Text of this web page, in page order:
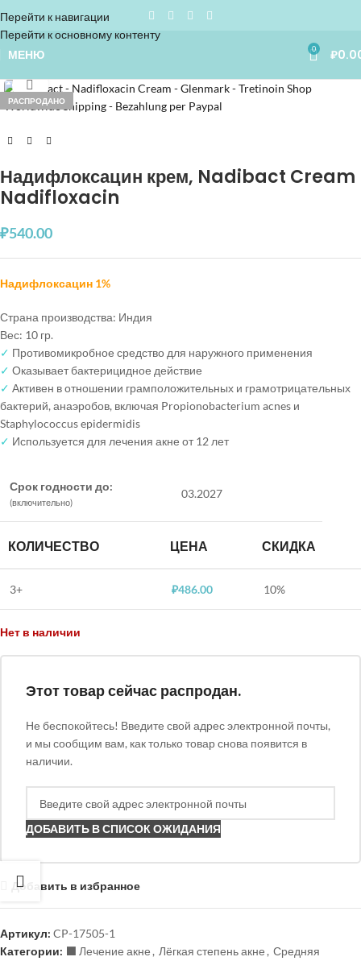
Перейти к навигации
Перейти к основному контенту
МЕНЮ 0 ₽
РАСПРОДАНО
Увеличить
Надифлоксацин крем, Nadibact Cream
Nadifloxacin
₽540.00
Надифлоксацин 1%
Страна производства: Индия
Вес: 10 гр.
✓ Противомикробное средство для наружного применения
✓ Оказывает бактерицидное действие
✓ Активен в отношении грамположительных и грамотрицательных
бактерий, анаэробов, включая Propionobacterium acnes и
Staphylococcus epidermidis
✓ Используется для лечения акне от 12 лет
Срок годности до:
(включительно)
03.2027
КОЛИЧЕСТВО ЦЕНА СКИДКА
3+ ₽486.00 10%
Нет в наличии
Этот товар сейчас распродан.
Не беспокойтесь! Введите свой адрес электронной почты,
и мы сообщим вам, как только товар снова появится в
наличии.
ДОБАВИТЬ В СПИСОК ОЖИДАНИЯ
Добавить в избранное
Артикул: CP-17505-1
Категории: ⬛️ Лечение акне , Лёгкая степень акне , Средняя